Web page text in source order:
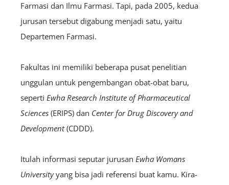
Farmasi dan Ilmu Farmasi. Tapi, pada 2005, kedua
jurusan tersebut digabung menjadi satu, yaitu
Departemen Farmasi.
Fakultas ini memiliki beberapa pusat penelitian
unggulan untuk pengembangan obat-obat baru,
seperti Ewha Research Institute of Pharmaceutical
Sciences (ERIPS) dan Center for Drug Discovery and
Development(CDDD).
Itulah informasi seputar jurusan Ewha Womans
Universityyang bisa jadi referensi buat kamu. Kira-